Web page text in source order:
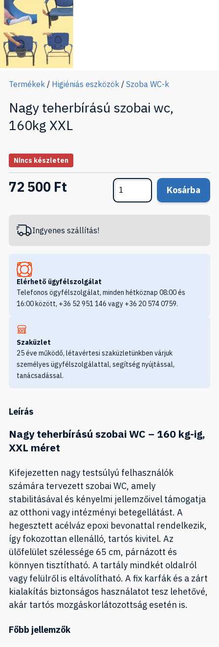
Termékek / Higiéniás eszközök / Szoba WC-k
Nagy teherbírású szobai wc,
160kg XXL
Nincs készleten
72 500 Ft Kosárba
Ingyenes szállítás!
Elérhető ügyfélszolgálat
Telefonos ögyfélszolgálat, minden hétköznap 08:00 és
16:00 között, +36 52 951 146 vagy +36 20 574 0759.
Szaküzlet
25 éve működő, létavértesi szaküzletünkben várjuk
személyes ügyfélszolgálattal, segítség nyújtással,
tanácsadással.
Leírás
Nagy teherbírású szobai WC – 160 kg-ig,
XXL méret
Kifejezetten nagy testsúlyú felhasználók
számára tervezett szobai WC, amely
stabilitásával és kényelmi jellemzőivel támogatja
az otthoni vagy intézményi betegellátást. A
hegesztett acélváz epoxi bevonattal rendelkezik,
így fokozottan ellenálló, tartós kivitel. Az
ülőfelület szélessége 65 cm, párnázott és
könnyen tisztítható. A tartály mindkét oldalról
vagy felülről is eltávolítható. A fix karfák és a zárt
kialakítás biztonságos használatot tesz lehetővé,
akár tartós mozgáskorlátozottság esetén is.
Főbb jellemzők